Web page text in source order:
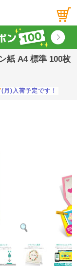
紙 A4 標準 100枚
(月)入荷予定です！